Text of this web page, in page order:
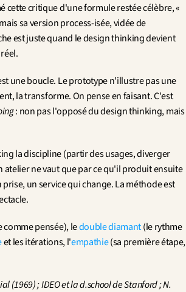
cette critique d'une formule restée célèbre, «
sa version process-isée, vidée de
est juste quand le design thinking devient
une boucle. Le prototype n'illustre pas une
la transforme. On pense en faisant. C'est
: non pas l'opposé du design thinking, mais
la discipline (partir des usages, diverger
ne vaut que par ce qu'il produit ensuite
un service qui change. La méthode est
pensée), le double diamant (le rythme
et les itérations, l'empathie (sa première étape,
(1969) ; IDEO et la d.school de Stanford ; N.